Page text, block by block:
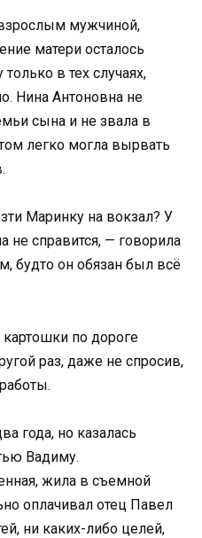
мужчиной,
матери осталось
в тех случаях,
Нина Антоновна не
сына и не звала в
легко могла вырвать
Маринку на вокзал? У
не справится, — говорила
будто он обязан был всё
по дороге
раз, даже не спросив,
года, но казалась
Вадиму.
жила в съемной
оплачивал отец Павел
ни каких-либо целей,